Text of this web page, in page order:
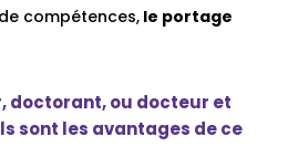
compétences, le portage
doctorant, ou docteur et
sont les avantages de ce